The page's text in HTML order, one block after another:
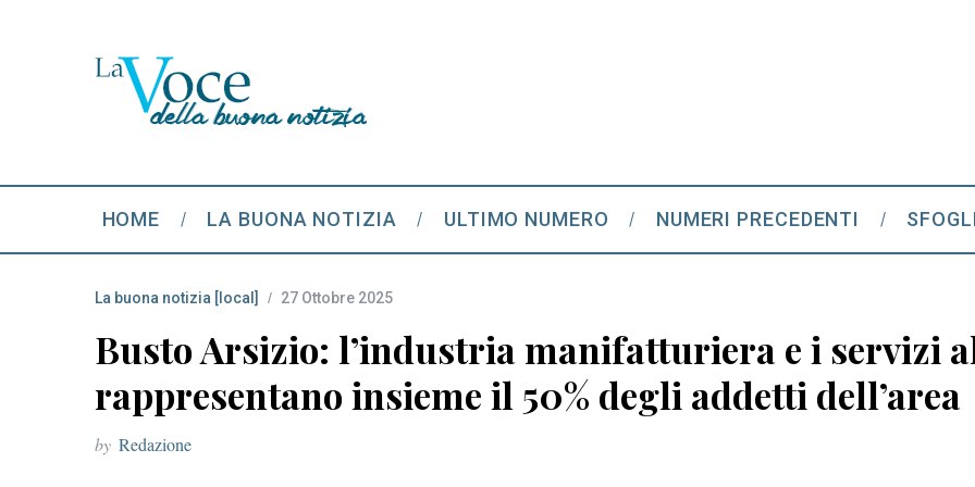
HOME LA BUONA NOTIZIA ULTIMO NUMERO NUMERI PRECEDENTI
La buona notizia [local] 27 Ottobre 2025
Busto Arsizio: l’industria manifatturiera e i servizi
rappresentano insieme il 50% degli addetti dell’area
by Redazione